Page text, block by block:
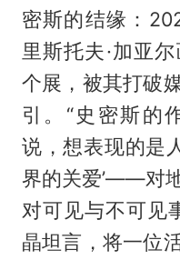
密斯的结缘：
里斯托夫·加亚
个展，被其打破
引。“史密斯的
说，想表现的是
界的关爱’——对
对可见与不可见
晶坦言，将一位